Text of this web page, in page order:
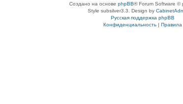
Создано на основе phpBB® Forum Software ©
Style subsilver3.3. Design by
Русская поддержка phpBB
Конфиденциальность| Правила